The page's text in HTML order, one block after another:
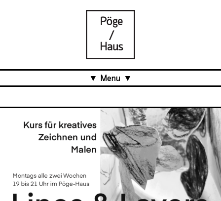
Menu
Projects
Über uns
Was ist das Pöge-Haus?
Team
Organisation